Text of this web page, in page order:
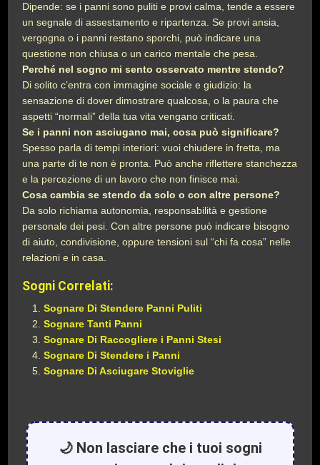
Dipende: se i panni sono puliti e provi calma, tende a essere
un segnale di assestamento e ripartenza. Se provi ansia,
vergogna o i panni restano sporchi, può indicare una
questione non chiusa o un carico mentale che pesa.
Perché nel sogno mi sento osservato mentre stendo?
Di solito c’entra con immagine sociale e giudizio: la
sensazione di dover dimostrare qualcosa, o la paura che
aspetti “normali” della tua vita vengano criticati.
Se i panni non asciugano mai, cosa può significare?
Spesso parla di tempi interiori: vuoi chiudere in fretta, ma
una parte di te non è pronta. Può anche riflettere stanchezza
e la percezione di un lavoro che non finisce mai.
Cosa cambia se stendo da solo o con altre persone?
Da solo richiama autonomia, responsabilità e gestione
personale dei pesi. Con altre persone può indicare bisogno
di aiuto, condivisione, oppure tensioni sul “chi fa cosa” nelle
relazioni e in casa.
Sogni Correlati:
Sognare Di Stendere Panni Puliti
Sognare Tanti Panni
Sognare Di Raccogliere i Panni Stesi
Sognare Di Stendere i Panni
Sognare Di Asciugare Stoviglie
🌙 Non lasciare che i tuoi sogni